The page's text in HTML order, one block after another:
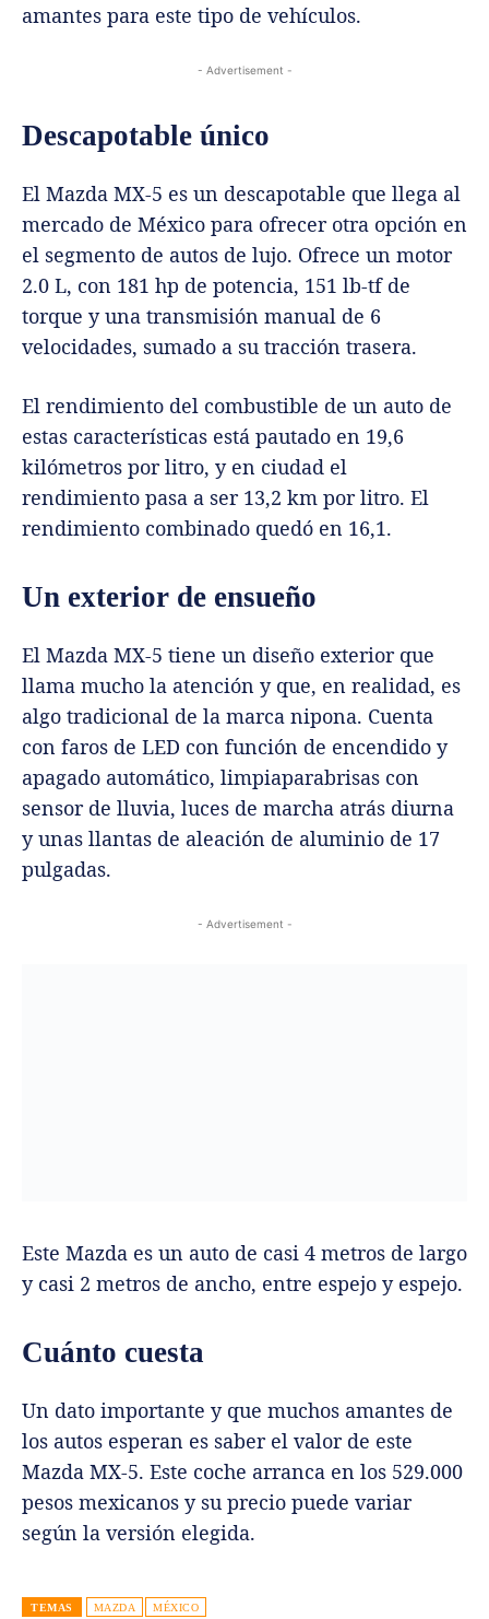
amantes para este tipo de vehículos.
- Advertisement -
Descapotable único
El Mazda MX-5 es un descapotable que llega al
mercado de México para ofrecer otra opción en
el segmento de autos de lujo. Ofrece un motor
2.0 L, con 181 hp de potencia, 151 lb-tf de
torque y una transmisión manual de 6
velocidades, sumado a su tracción trasera.
El rendimiento del combustible de un auto de
estas características está pautado en 19,6
kilómetros por litro, y en ciudad el
rendimiento pasa a ser 13,2 km por litro. El
rendimiento combinado quedó en 16,1.
Un exterior de ensueño
El Mazda MX-5 tiene un diseño exterior que
llama mucho la atención y que, en realidad, es
algo tradicional de la marca nipona. Cuenta
con faros de LED con función de encendido y
apagado automático, limpiaparabrisas con
sensor de lluvia, luces de marcha atrás diurna
y unas llantas de aleación de aluminio de 17
pulgadas.
- Advertisement -
Este Mazda es un auto de casi 4 metros de largo
y casi 2 metros de ancho, entre espejo y espejo.
Cuánto cuesta
Un dato importante y que muchos amantes de
los autos esperan es saber el valor de este
Mazda MX-5. Este coche arranca en los 529.000
pesos mexicanos y su precio puede variar
según la versión elegida.
TEMAS MAZDA MÉXICO